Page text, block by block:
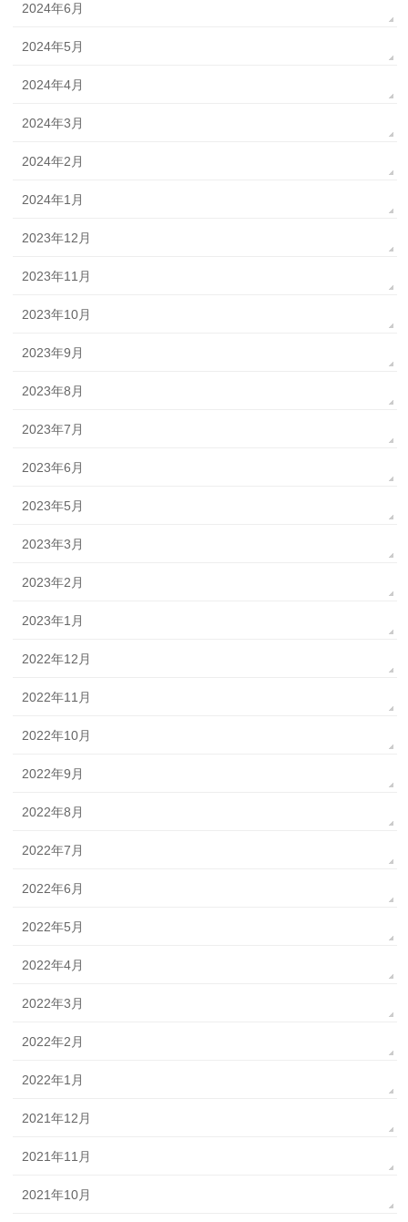
2024年6月
2024年5月
2024年4月
2024年3月
2024年2月
2024年1月
2023年12月
2023年11月
2023年10月
2023年9月
2023年8月
2023年7月
2023年6月
2023年5月
2023年3月
2023年2月
2023年1月
2022年12月
2022年11月
2022年10月
2022年9月
2022年8月
2022年7月
2022年6月
2022年5月
2022年4月
2022年3月
2022年2月
2022年1月
2021年12月
2021年11月
2021年10月